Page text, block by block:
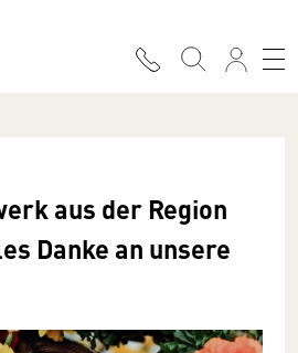
aus der Region
Danke an unsere